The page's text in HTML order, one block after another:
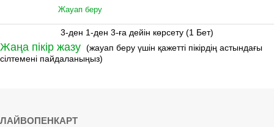
Жауап беру
3-ден 1-ден 3-ға дейін көрсету (1 Бет)
Жаңа пікір жазу (жауап беру үшін қажетті пікірдің астындағы
сілтемені пайдаланыңыз)
ЛАЙВОПЕНКАРТ